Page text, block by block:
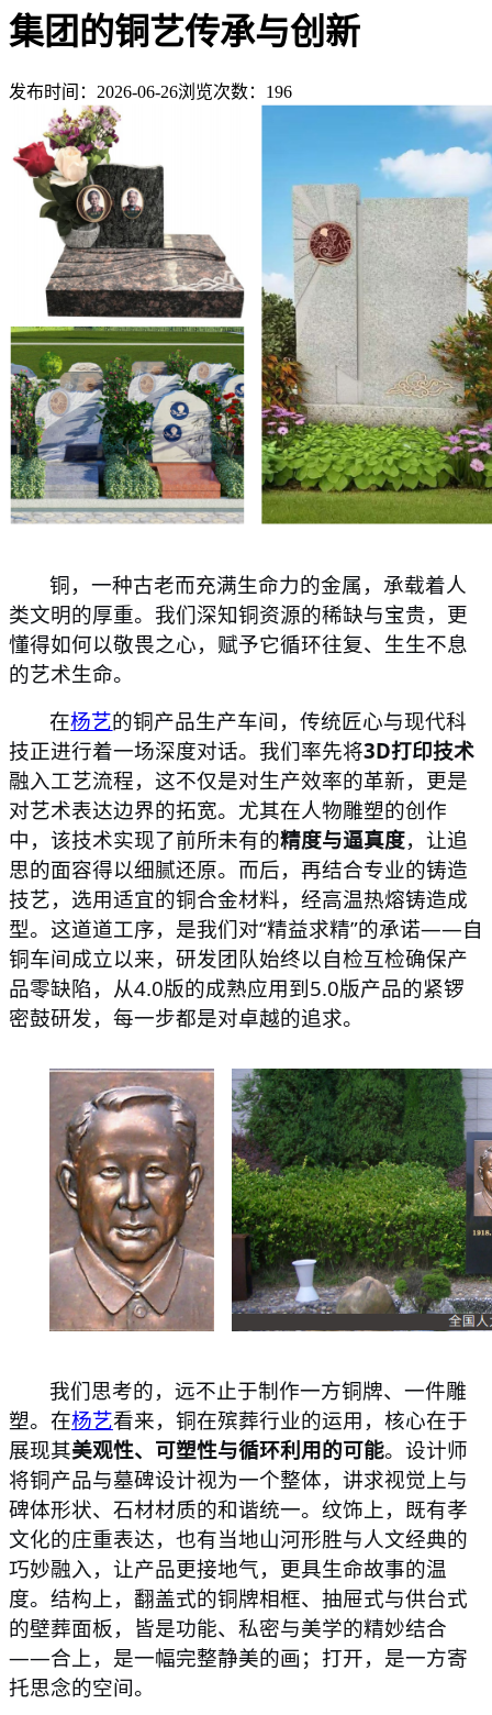
集团的铜艺传承与创新
发布时间：2026-06-26浏览次数： 196
铜，一种古老而充满生命力的金属，承载着人
类文明的厚重。我们深知铜资源的稀缺与宝贵，更
懂得如何以敬畏之心，赋予它循环往复、生生不息
的艺术生命。
在杨艺的铜产品生产车间，传统匠心与现代科
技正进行着一场深度对话。我们率先将3D打印技术
融入工艺流程，这不仅是对生产效率的革新，更是
对艺术表达边界的拓宽。尤其在人物雕塑的创作
中，该技术实现了前所未有的精度与逼真度，让追
思的面容得以细腻还原。而后，再结合专业的铸造
技艺，选用适宜的铜合金材料，经高温热熔铸造成
型。这道道工序，是我们对“精益求精”的承诺——自
铜车间成立以来，研发团队始终以自检互检确保产
品零缺陷，从4.0版的成熟应用到5.0版产品的紧锣
密鼓研发，每一步都是对卓越的追求。
我们思考的，远不止于制作一方铜牌、一件雕
塑。在杨艺看来，铜在殡葬行业的运用，核心在于
展现其美观性、可塑性与循环利用的可能。设计师
将铜产品与墓碑设计视为一个整体，讲求视觉上与
碑体形状、石材材质的和谐统一。纹饰上，既有孝
文化的庄重表达，也有当地山河形胜与人文经典的
巧妙融入，让产品更接地气，更具生命故事的温
度。结构上，翻盖式的铜牌相框、抽屉式与供台式
的壁葬面板，皆是功能、私密与美学的精妙结合
——合上，是一幅完整静美的画；打开，是一方寄
托思念的空间。